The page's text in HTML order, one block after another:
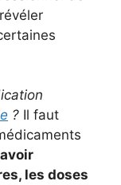
? Il faut
les doses